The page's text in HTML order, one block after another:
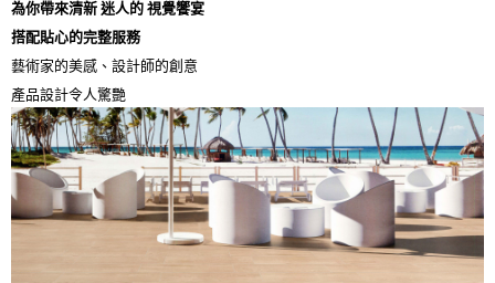
為你帶來清新 迷人的 視覺饗宴
搭配貼心的完整服務
藝術家的美感、設計師的創意
產品設計令人驚艷